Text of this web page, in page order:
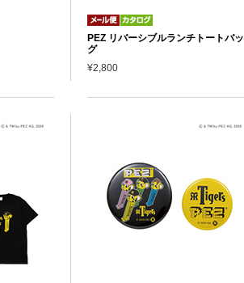
PEZ リバーシブルランチトートバッ
グ
¥2,800